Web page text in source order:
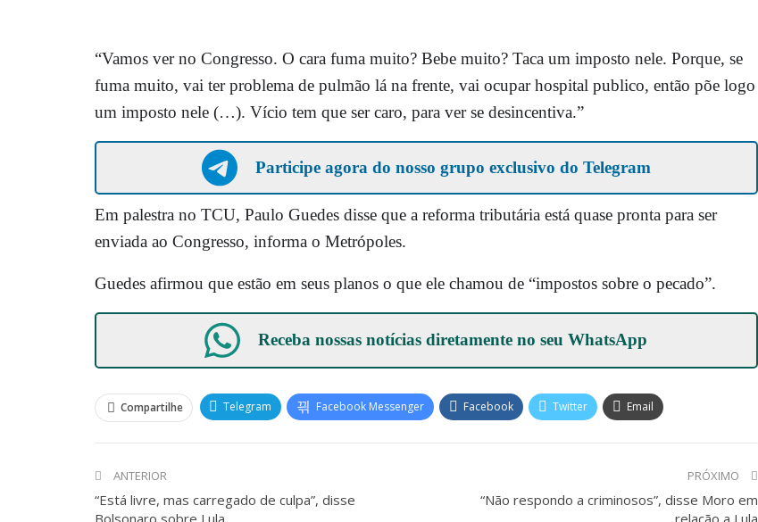
“Vamos ver no Congresso. O cara fuma muito? Bebe muito? Taca um imposto nele. Porque, se
fuma muito, vai ter problema de pulmão lá na frente, vai ocupar hospital publico, então põe logo
um imposto nele (…). Vício tem que ser caro, para ver se desincentiva.”
Participe agora do nosso grupo exclusivo do Telegram
Em palestra no TCU, Paulo Guedes disse que a reforma tributária está quase pronta para ser
enviada ao Congresso, informa o Metrópoles.
Guedes afirmou que estão em seus planos o que ele chamou de “impostos sobre o pecado”.
Receba nossas notícias diretamente no seuWhatsApp
Compartilhe Telegram Facebook Messenger Facebook Twitter Email
ANTERIOR
“Está livre, mas carregado de culpa”, disse
PRÓXIMO
“Não respondo a criminosos”, disse Moro em